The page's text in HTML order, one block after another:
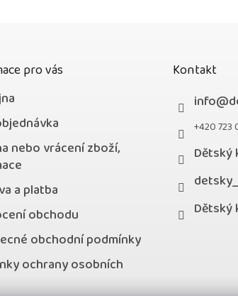
pro vás
nebo vrácení zboží,
a platba
obchodu
obchodní podmínky
ochrany osobních
Kontakt
info@
+420 723
Dětský
Dětský